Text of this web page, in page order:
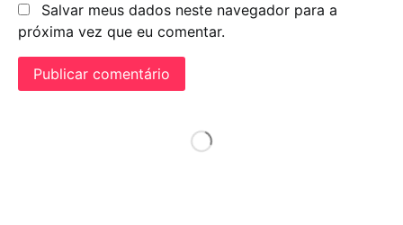
Salvar meus dados neste navegador para a
próxima vez que eu comentar.